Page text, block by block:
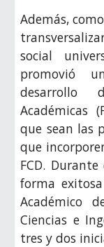
Además,
social
promovió
desarrollo
Académicas
que sean las
que
FCD.
forma
Académico
Ciencias e
tres y dos